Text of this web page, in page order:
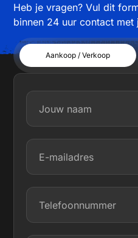
Heb je vragen? Vul dit
binnen 24 uur contact met
Aankoop / Verkoop